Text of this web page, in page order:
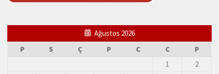
Ağustos 2026
P
S Ç P C C
P
1
2